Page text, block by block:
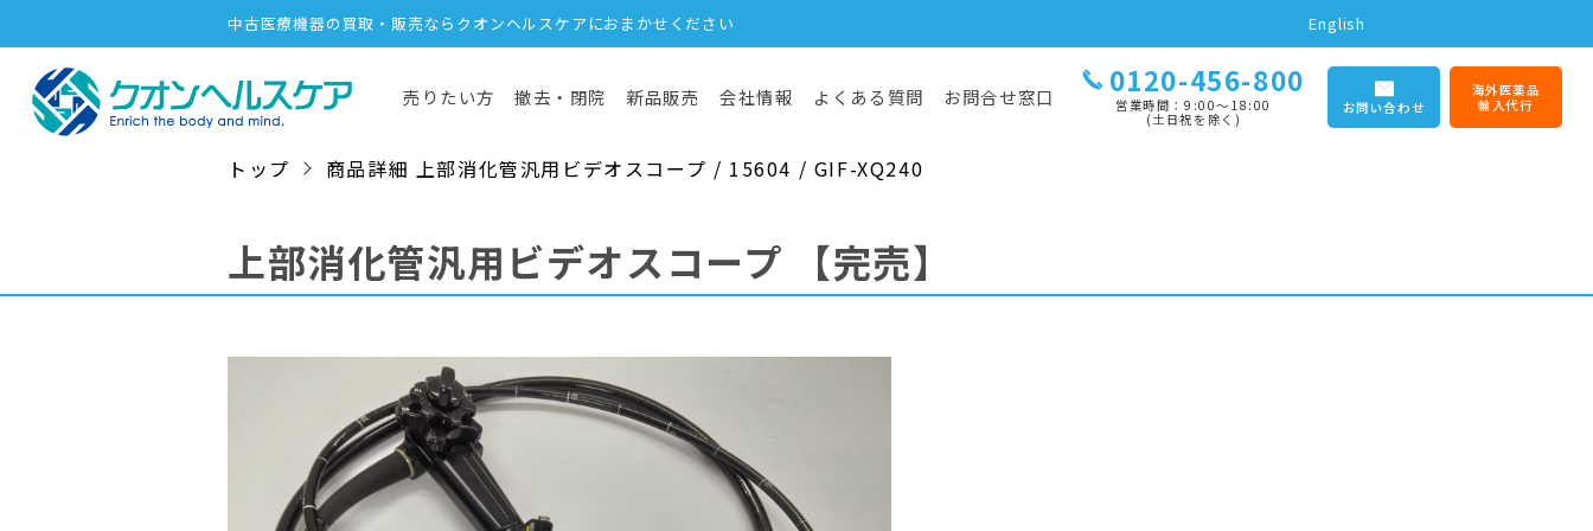
中古医療機器の買取・販売ならクオンヘルスケアにおまかせください English
売りたい方 撤去・閉院 新品販売 会社情報 よくある質問 お問合せ窓口 0120-456-800
営業時間：9:00〜18:00
(土日祝を除く)
お問い合わせ
海外医薬品
輸入代行
トップ 商品詳細 上部消化管汎用ビデオスコープ / 15604 / GIF-XQ240
上部消化管汎用ビデオスコープ 【完売】